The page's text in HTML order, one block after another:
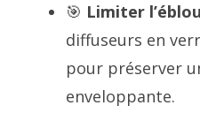
🎯 Limiter
diffuseurs en
pour préserver
enveloppante.